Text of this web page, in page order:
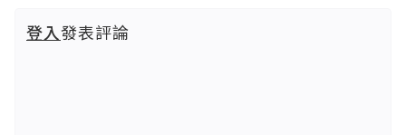
登入發表評論